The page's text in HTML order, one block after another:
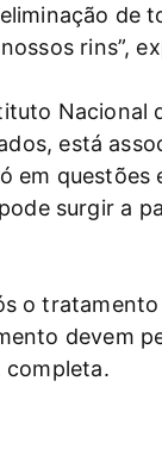
de
rins”,
Nacional
está
em questões
surgir a
o
devem
completa.